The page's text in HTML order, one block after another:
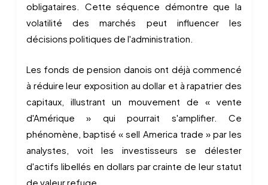
obligataires. Cette séquence démontre que la
volatilité des marchés peut influencer les
décisions politiques de l'administration.
Les fonds de pension danois ont déjà commencé
à réduire leur exposition au dollar et à rapatrier des
capitaux, illustrant un mouvement de « vente
d'Amérique » qui pourrait s'amplifier. Ce
phénomène, baptisé « sell America trade » par les
analystes, voit les investisseurs se délester
d'actifs libellés en dollars par crainte de leur statut
de valeur refuge.